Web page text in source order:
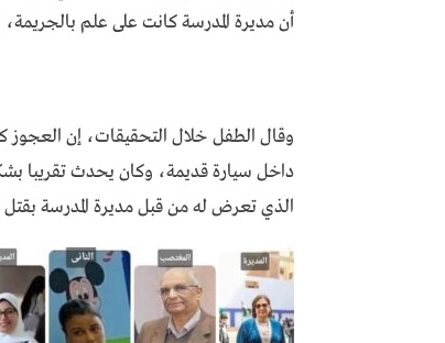
أن مديرة المدرسة كانت على علم
وقال الطفل خلال التحقيقات، إن
داخل سيارة قديمة، وكان يحدث تقريبا
الذي تعرض له من قبل مديرة المدرسة بقتل